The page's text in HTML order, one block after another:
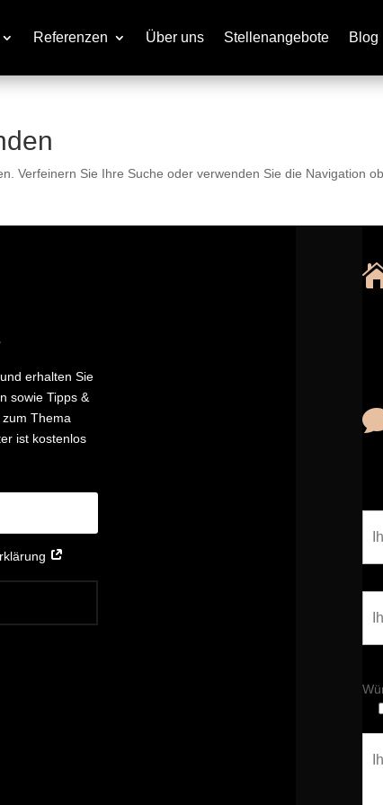
Referenzen Über uns Stellenangebote Blog
Verfeinern Sie Ihre Suche oder verwenden Sie die Navigation
erhalten Sie
sowie Tipps &
Thema
ist kostenlos